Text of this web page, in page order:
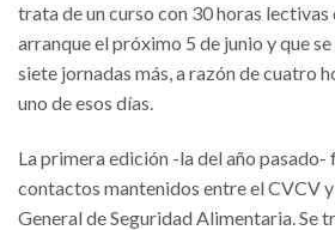
trata de un curso con 30 horas
arranque el próximo 5 de junio y que
siete jornadas más, a razón de cuatro
uno de esos días.
La primera edición -la del año pasado-
contactos mantenidos entre el CVCV
General de Seguridad Alimentaria. Se